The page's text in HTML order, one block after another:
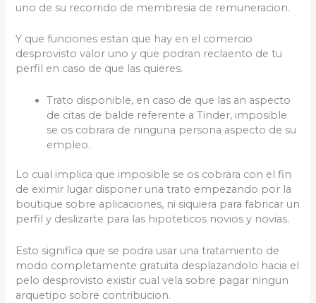
uno de su recorrido de membresia de remuneracion.
Y que funciones estan que hay en el comercio
desprovisto valor uno y que podran reclaento de tu
perfil en caso de que las quieres.
Trato disponible, en caso de que las an aspecto
de citas de balde referente a Tinder, imposible
se os cobrara de ninguna persona aspecto de su
empleo.
Lo cual implica que imposible se os cobrara con el fin
de eximir lugar disponer una trato empezando por la
boutique sobre aplicaciones, ni siquiera para fabricar un
perfil y deslizarte para las hipoteticos novios y novias.
Esto significa que se podra usar una tratamiento de
modo completamente gratuita desplazandolo hacia el
pelo desprovisto existir cual vela sobre pagar ningun
arquetipo sobre contribucion.